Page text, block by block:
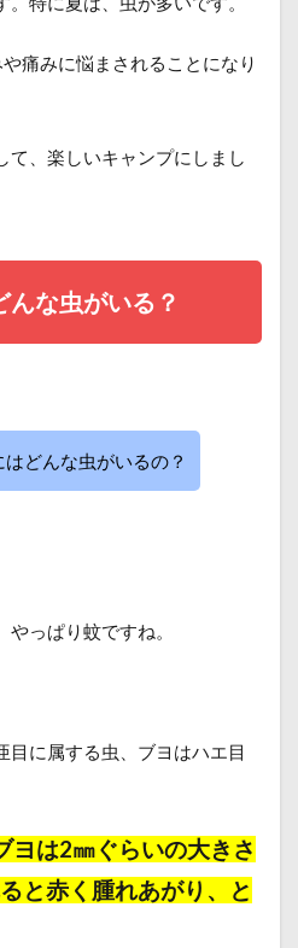
痛みに悩まされることになり
て、楽しいキャンプにしまし
んな虫がいる？
どんな虫がいるの？
っぱり蚊ですね。
目に属する虫、ブヨはハエ目
ヨは2㎜ぐらいの大きさ
と赤く腫れあがり、と